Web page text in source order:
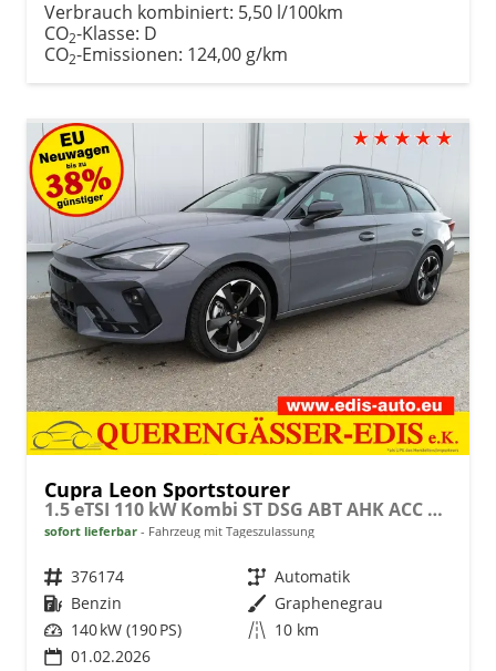
Verbrauch kombiniert: 5,50 l/100km
CO2-Klasse: D
CO2-Emissionen: 124,00 g/km
Cupra Leon Sportstourer
1.5 eTSI 110 kW Kombi ST DSG ABT AHK ACC LED
sofort lieferbar Fahrzeug mit Tageszulassung
Fahrzeugnr. 376174 Getriebe Automatik
Kraftstoff Benzin Außenfarbe Graphenegrau
Leistung 140 kW (190 PS) Kilometerstand 10 km
01.02.2026